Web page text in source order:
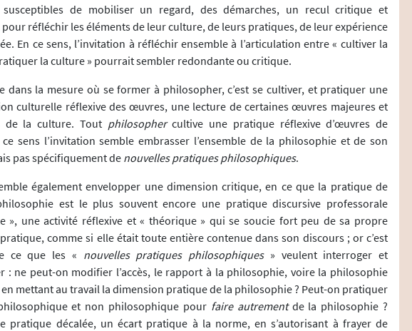
susceptibles de mobiliser un regard, des démarches, un recul critique et
réfléchir les éléments de leur culture, de leurs pratiques, de leur expérience
En ce sens, l’invitation à réfléchir ensemble à l’articulation entre « cultiver la
la culture » pourrait sembler redondante ou critique.
dans la mesure où se former à philosopher, c’est se cultiver, et pratiquer une
culturelle réflexive des œuvres, une lecture de certaines œuvres majeures et
de la culture. Tout philosophercultive une pratique réflexive d’œuvres de
sens l’invitation semble embrasser l’ensemble de la philosophie et de son
pas spécifiquement de nouvelles pratiques philosophiques.
également envelopper une dimension critique, en ce que la pratique de
est le plus souvent encore une pratique discursive professorale
», une activité réflexive et « théorique » qui se soucie fort peu de sa propre
comme si elle était toute entière contenue dans son discours ; or c’est
ce que les « nouvelles pratiques philosophiques» veulent interroger et
: ne peut-on modifier l’accès, le rapport à la philosophie, voire la philosophie
mettant au travail la dimension pratique de la philosophie ? Peut-on pratiquer
et non philosophique pour faire autrementde la philosophie ?
pratique décalée, un écart pratique à la norme, en s’autorisant à frayer de